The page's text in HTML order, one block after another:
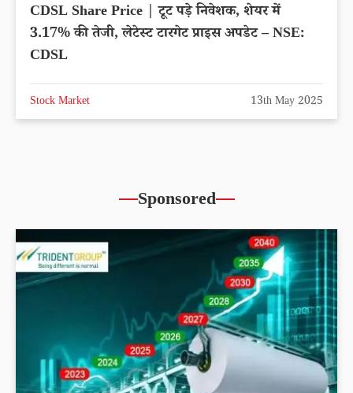
CDSL Share Price | टूट पड़े निवेशक, शेयर में
3.17% की तेजी, लेटेस्ट टारगेट प्राइस अपडेट – NSE:
CDSL
Stock Market 13th May 2025
Sponsored